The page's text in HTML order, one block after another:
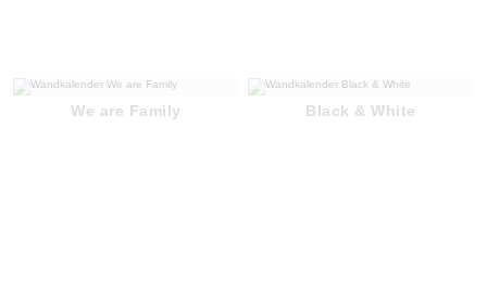
We are Family Black & White